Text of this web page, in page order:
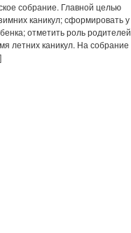
собрание. Главной целью
каникул; сформировать у
отметить роль родителей
летних каникул. На собрание